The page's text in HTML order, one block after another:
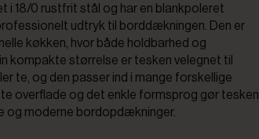
i 18/0 rustfrit stål og har en blankpoleret
udtryk til borddækningen. Den er
køkken, hvor både holdbarhed og
kompakte størrelse er tesken velegnet til
te, og den passer ind i mange forskellige
overflade og det enkle formsprog gør tesken
og moderne bordopdækninger.